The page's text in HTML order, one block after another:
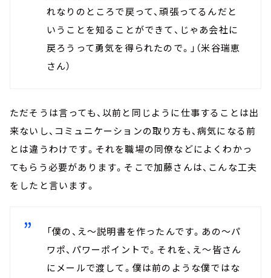
れなりのところで戻って、頑張ってるんだと
いうことを知ることができて、じゃあ会社に
戻ろうって勇気を得られたので。」（米谷瑞恵
さん）
ただそうは言っても、以前と同じように仕事することは出
来ないし、コミュニケーションの取り方も、病気になる前
とは違うわけです。それを職場の同僚などによくわかっ
てもらう必要があります。そこで加藤さんは、こんな工夫
をしたと言います。
「僕の、え～説明書を作ったんです。あの～パ
ワポ、パワーポイントで。それを、え～皆さん
にメールで渡して。僕は前のような僕ではな